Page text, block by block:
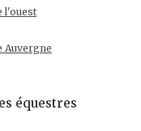
l'ouest
Auvergne
équestres